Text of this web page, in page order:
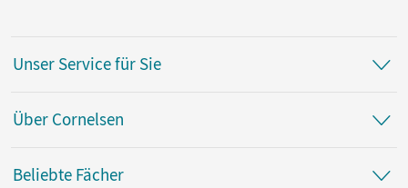
Unser Service für Sie
Über Cornelsen
Beliebte Fächer